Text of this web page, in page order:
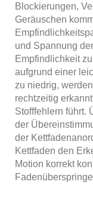
Blockierungen,
Geräuschen
und Spannung
Empfindlichkeit
aufgrund einer
zu niedrig,
rechtzeitig
Stofffehlern führt.
der
der
Kettfaden den
Motion korrekt